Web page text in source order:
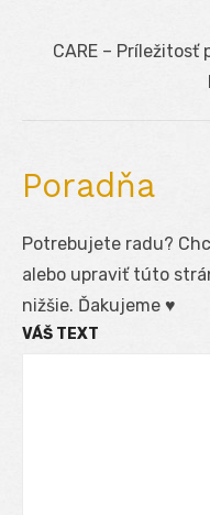
Next
CARE – Príležitosť
Poradňa
Potrebujete radu?
alebo upraviť túto
nižšie. Ďakujeme ♥
VÁŠ TEXT